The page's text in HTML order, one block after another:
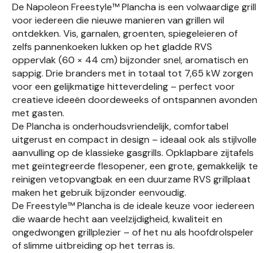
De Napoleon Freestyle™ Plancha is een volwaardige grill
voor iedereen die nieuwe manieren van grillen wil
ontdekken. Vis, garnalen, groenten, spiegeleieren of
zelfs pannenkoeken lukken op het gladde RVS
oppervlak (60 × 44 cm) bijzonder snel, aromatisch en
sappig. Drie branders met in totaal tot 7,65 kW zorgen
voor een gelijkmatige hitteverdeling – perfect voor
creatieve ideeën doordeweeks of ontspannen avonden
met gasten.
De Plancha is onderhoudsvriendelijk, comfortabel
uitgerust en compact in design – ideaal ook als stijlvolle
aanvulling op de klassieke gasgrills. Opklapbare zijtafels
met geïntegreerde flesopener, een grote, gemakkelijk te
reinigen vetopvangbak en een duurzame RVS grillplaat
maken het gebruik bijzonder eenvoudig.
De Freestyle™ Plancha is de ideale keuze voor iedereen
die waarde hecht aan veelzijdigheid, kwaliteit en
ongedwongen grillplezier – of het nu als hoofdrolspeler
of slimme uitbreiding op het terras is.